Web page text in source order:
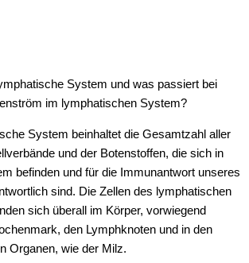
System und was passiert bei
im lymphatischen System?
System beinhaltet die Gesamtzahl aller
und der Botenstoffen, die sich in
befinden und für die Immunantwort unseres
sind. Die Zellen des lymphatischen
sich überall im Körper, vorwiegend
den Lymphknoten und in den
Organen, wie der Milz.